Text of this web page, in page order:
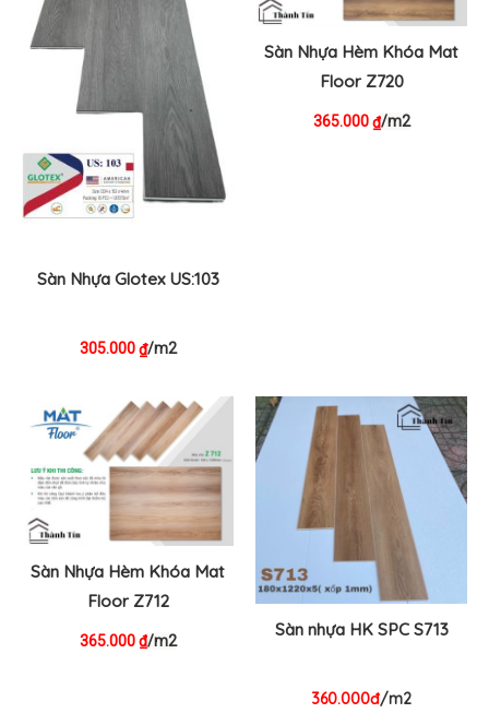
Sàn Nhựa Glotex US:103
305.000₫/m2
Sàn Nhựa Hèm Khóa Mat
Floor Z720
365.000₫/m2
Sàn Nhựa Hèm Khóa Mat
Floor Z712
365.000₫/m2
Sàn nhựa HK SPC S713
360.000đ/m2